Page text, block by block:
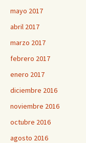
mayo 2017
abril 2017
marzo 2017
febrero 2017
enero 2017
diciembre 2016
noviembre 2016
octubre 2016
agosto 2016